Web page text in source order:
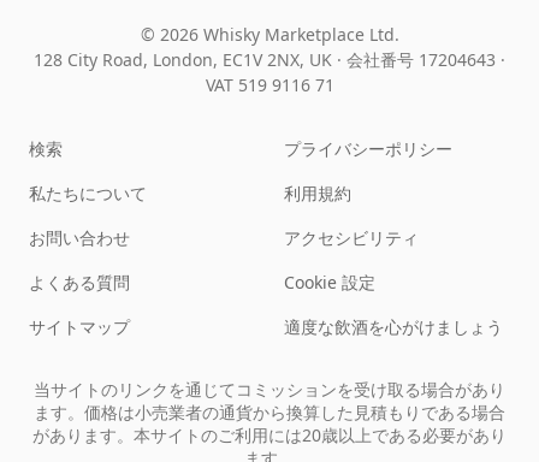
© 2026 Whisky Marketplace Ltd.
128 City Road, London, EC1V 2NX, UK · 会社番号 17204643 ·
VAT 519 9116 71
検索
私たちについて
お問い合わせ
よくある質問
サイトマップ
プライバシーポリシー
利用規約
アクセシビリティ
Cookie 設定
適度な飲酒を心がけましょう
当サイトのリンクを通じてコミッションを受け取る場合があり
ます。価格は小売業者の通貨から換算した見積もりである場合
があります。本サイトのご利用には20歳以上である必要があり